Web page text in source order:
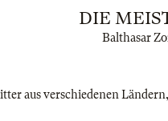
DIE
Balthasar
aus verschiedenen